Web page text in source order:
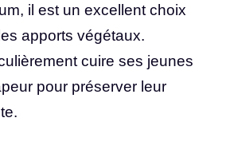
il est un excellent choix
apports végétaux.
cuire ses jeunes
pour préserver leur